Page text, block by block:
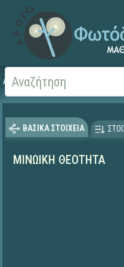
Αρχική
ΒΑΣΙΚΑ ΣΤΟΙΧΕΙΑ
ΜΙΝΩΙΚΗ ΘΕΟΤΗΤΑ